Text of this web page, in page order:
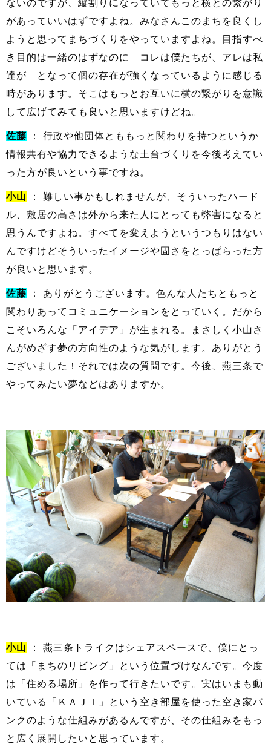
ないのですが、縦割りになっていてもっと横との繋がり
があっていいはずですよね。みなさんこのまちを良くし
ようと思ってまちづくりをやっていますよね。目指すべ
き目的は一緒のはずなのに コレは僕たちが、アレは私
達が となって個の存在が強くなっているように感じる
時があります。そこはもっとお互いに横の繋がりを意識
して広げてみても良いと思いますけどね。
佐藤 ： 行政や他団体とももっと関わりを持つというか
情報共有や協力できるような土台づくりを今後考えてい
った方が良いという事ですね。
小山
： 難しい事かもしれませんが、そういったハード
ル、敷居の高さは外から来た人にとっても弊害になると
思うんですよね。すべてを変えようというつもりはない
んですけどそういったイメージや固さをとっぱらった方
が良いと思います。
佐藤 ： ありがとうございます。色んな人たちともっと
関わりあってコミュニケーションをとっていく。だから
こそいろんな「アイデア」が生まれる。まさしく小山さ
んがめざす夢の方向性のような気がします。ありがとう
ございました！それでは次の質問です。今後、燕三条で
やってみたい夢などはありますか。
小山
： 燕三条トライクはシェアスペースで、僕にとっ
ては「まちのリビング」という位置づけなんです。今度
は「住める場所」を作って行きたいです。実はいまも動
いている「ＫＡＪＩ」という空き部屋を使った空き家バ
ンクのような仕組みがあるんですが、その仕組みをもっ
と広く展開したいと思っています。